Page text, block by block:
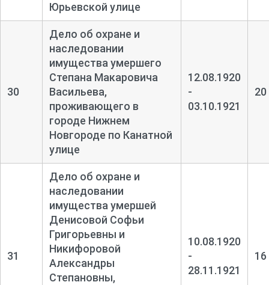
Юрьевской улице
30
Дело об охране и
наследовании
имущества умершего
Степана Макаровича
Васильева,
проживающего в
городе Нижнем
Новгороде по Канатной
улице
12.08.1920
-
03.10.1921
20
31
Дело об охране и
наследовании
имущества умершей
Денисовой Софьи
Григорьевны и
Никифоровой
Александры
Степановны,
10.08.1920
-
28.11.1921
16